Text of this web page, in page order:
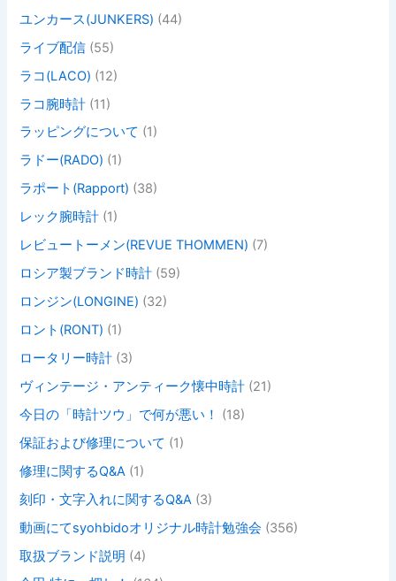
ユンカース(JUNKERS) (44)
ライブ配信 (55)
ラコ(LACO) (12)
ラコ腕時計 (11)
ラッピングについて (1)
ラドー(RADO) (1)
ラポート(Rapport) (38)
レック腕時計 (1)
レビュートーメン(REVUE THOMMEN) (7)
ロシア製ブランド時計 (59)
ロンジン(LONGINE) (32)
ロント(RONT) (1)
ロータリー時計 (3)
ヴィンテージ・アンティーク懐中時計 (21)
今日の「時計ツウ」で何が悪い！
(18)
保証および修理について (1)
修理に関するQ&A (1)
刻印・文字入れに関するQ&A (3)
動画にてsyohbidoオリジナル時計勉強会 (356)
取扱ブランド説明 (4)